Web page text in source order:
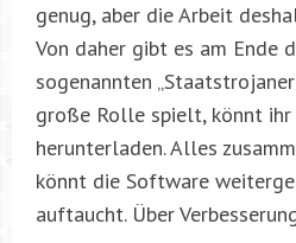
genug, aber die Arbeit
Von daher gibt es am Ende
sogenannten
große Rolle spielt, könnt
herunterladen. Alles
könnt die Software
auftaucht. Über